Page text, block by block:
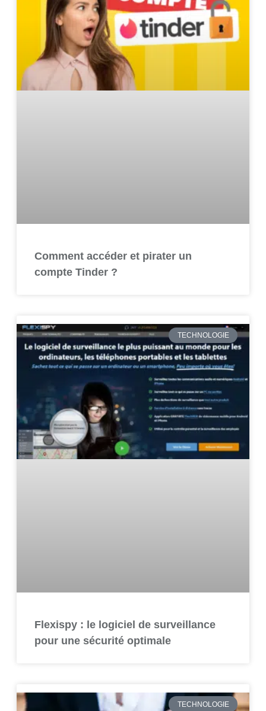
Comment accéder et pirater un
compte Tinder ?
TECHNOLOGIE
Flexispy : le logiciel de surveillance
pour une sécurité optimale
TECHNOLOGIE